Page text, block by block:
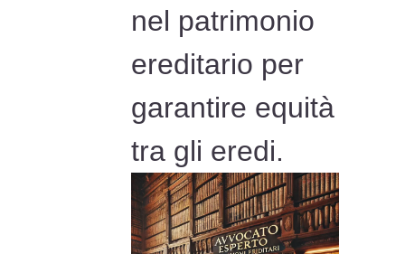
nel patrimonio
ereditario per
garantire equità
tra gli eredi.